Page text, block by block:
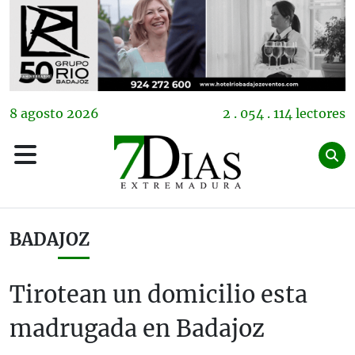
8 agosto 2026 2 . 054 . 114 lectores
BADAJOZ
Tirotean un domicilio esta
madrugada en Badajoz